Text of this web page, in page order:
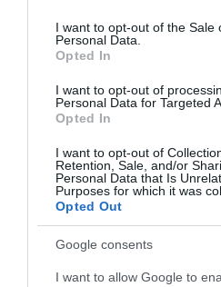
consent section.
I want to opt-out of the Sale
Personal Data.
Opted In
I want to opt-out of
Personal Data for Targeted
Opted In
I want to opt-out of
Retention, Sale, and/or
Personal Data that Is
Purposes for which it was
Opted Out
Google consents
I want to allow Google to
2026.